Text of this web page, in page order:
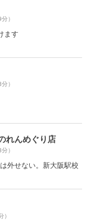
）
ます
）
れんめぐり店
）
外せない。新大阪駅校
）